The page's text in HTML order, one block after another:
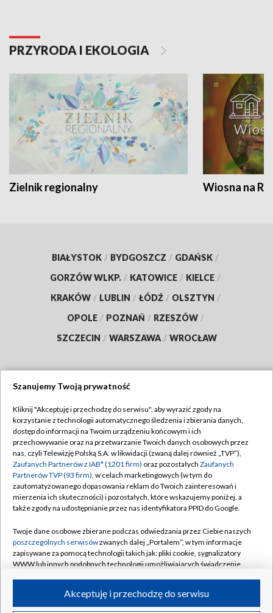
PRZYRODA I EKOLOGIA
Zielnik regionalny Wiosna na
BIAŁYSTOK / BYDGOSZCZ / GDAŃSK /
GORZÓW WLKP. / KATOWICE / KIELCE /
KRAKÓW / LUBLIN / ŁÓDŹ / OLSZTYN /
OPOLE / POZNAŃ / RZESZÓW /
SZCZECIN / WARSZAWA / WROCŁAW
TVP
Abonament TVP
Emisja w TVP
Centrum informacji TVP
Naziemna Telewizja Cyfrowa
Rada Programowa
System NOS
Informacje o nadawcy
Program dla prasy
Regulamin TVP
Polityka prywatności
Moje zgody
Pomoc
Kontakt
Kanały
Szanujemy Twoją prywatność
Kliknij "Akceptuję i przechodzę do serwisu", aby wyrazić zgody na
korzystanie z technologii automatycznego śledzenia i zbierania danych,
dostęp do informacji na Twoim urządzeniu końcowym i ich
przechowywanie oraz na przetwarzanie Twoich danych osobowych przez
nas, czyli Telewizję Polską S.A. w likwidacji (zwaną dalej również „TVP”),
Zaufanych Partnerów z IAB* (1201 firm) oraz pozostałych Zaufanych
Partnerów TVP (93 firm), w celach marketingowych (w tym do
zautomatyzowanego dopasowania reklam do Twoich zainteresowań i
mierzenia ich skuteczności) i pozostałych, które wskazujemy poniżej, a
także zgody na udostępnianie przez nas identyfikatora PPID do Google.
Twoje dane osobowe zbierane podczas odwiedzania przez Ciebie naszych
poszczególnych serwisówzwanych dalej „Portalem”, w tym informacje
zapisywane za pomocą technologii takich jak: pliki cookie, sygnalizatory
WWW lub innych podobnych technologii umożliwiających świadczenie
ruchu w Internecie.Akceptuję i przechodzę do serwisu